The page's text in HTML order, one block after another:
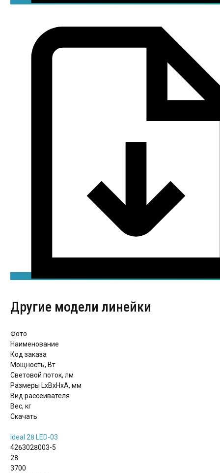
Другие модели линейки
Фото
Наименование
Код заказа
Мощность, Вт
Световой поток, лм
Размеры LxBxHхА, мм
Вид рассеивателя
Вес, кг
Скачать
Ideal 28 LED-03
4263028003-5
28
3700